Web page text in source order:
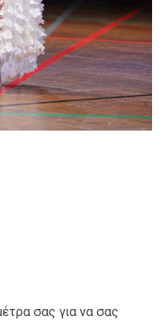
σας για να σας